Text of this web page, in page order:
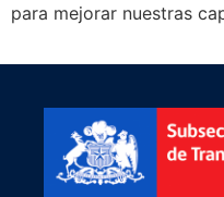
para mejorar nuestras